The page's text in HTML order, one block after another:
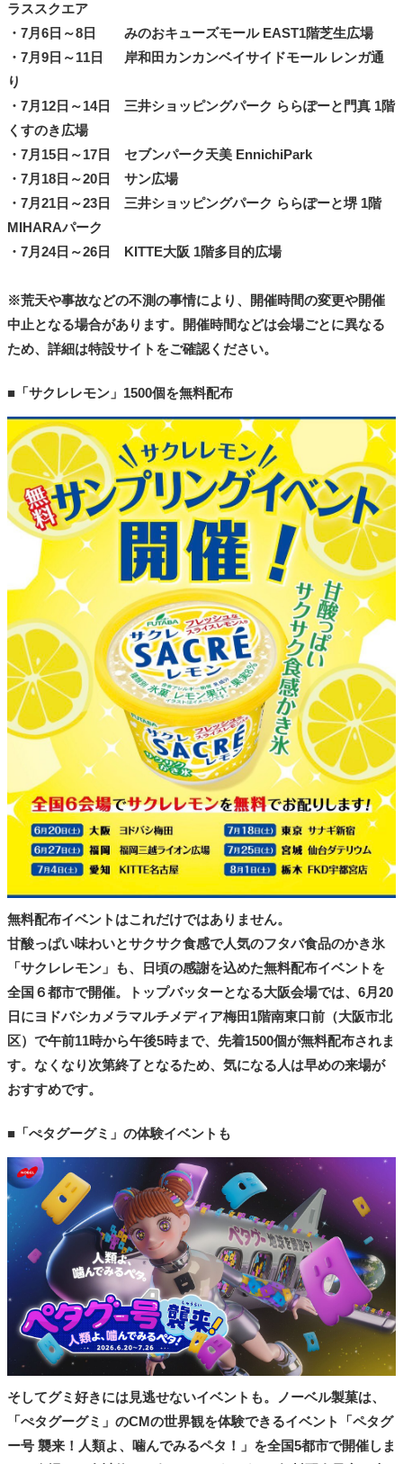
ラススクエア
・7月6日～8日 みのおキューズモール EAST1階芝生広場
・7月9日～11日 岸和田カンカンベイサイドモール レンガ通
り
・7月12日～14日 三井ショッピングパーク ららぽーと門真 1階
くすのき広場
・7月15日～17日 セブンパーク天美 EnnichiPark
・7月18日～20日 サン広場
・7月21日～23日 三井ショッピングパーク ららぽーと堺 1階
MIHARAパーク
・7月24日～26日 KITTE大阪 1階多目的広場
※荒天や事故などの不測の事情により、開催時間の変更や開催
中止となる場合があります。開催時間などは会場ごとに異なる
ため、詳細は特設サイトをご確認ください。
■「サクレレモン」1500個を無料配布
無料配布イベントはこれだけではありません。
甘酸っぱい味わいとサクサク食感で人気のフタバ食品のかき氷
「サクレレモン」も、日頃の感謝を込めた無料配布イベントを
全国６都市で開催。トップバッターとなる大阪会場では、6月20
日にヨドバシカメラマルチメディア梅田1階南東口前（大阪市北
区）で午前11時から午後5時まで、先着1500個が無料配布されま
す。なくなり次第終了となるため、気になる人は早めの来場が
おすすめです。
■「ぺタグーグミ」の体験イベントも
そしてグミ好きには見逃せないイベントも。ノーベル製菓は、
「ぺタグーグミ」のCMの世界観を体験できるイベント「ペタグ
ー号 襲来！人類よ、噛んでみるペタ！」を全国5都市で開催しま